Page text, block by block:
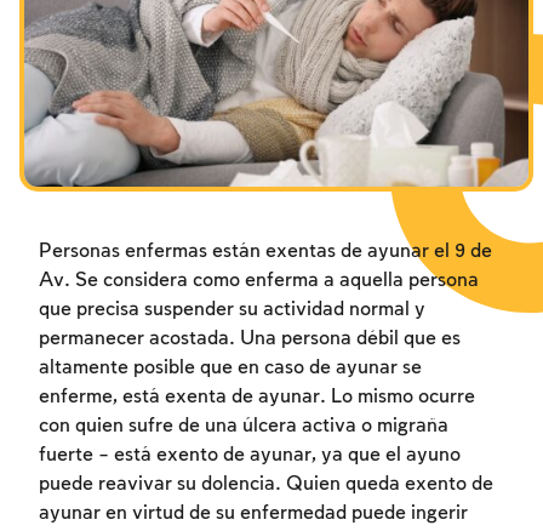
Los ayunos por la destrucción del Templo
Janucá
Purim
Personas enfermas están exentas de ayunar el 9 de
Av. Se considera como enferma a aquella persona
que precisa suspender su actividad normal y
permanecer acostada. Una persona débil que es
altamente posible que en caso de ayunar se
enferme, está exenta de ayunar. Lo mismo ocurre
con quien sufre de una úlcera activa o migraña
fuerte – está exento de ayunar, ya que el ayuno
puede reavivar su dolencia. Quien queda exento de
ayunar en virtud de su enfermedad puede ingerir